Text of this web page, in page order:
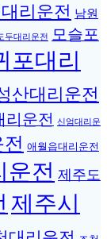
리운전 남원
두대리운전
모슬포
포대리
산대리운전
리운전 신엄대리운
애월읍대리운전
운전 제주도
제주시